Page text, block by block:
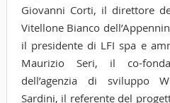
Giovanni Corti, il direttore
Vitellone Bianco
il presidente di LFI spa e
Maurizio Seri, il co-
dell’agenzia di sviluppo
Sardini, il referente del